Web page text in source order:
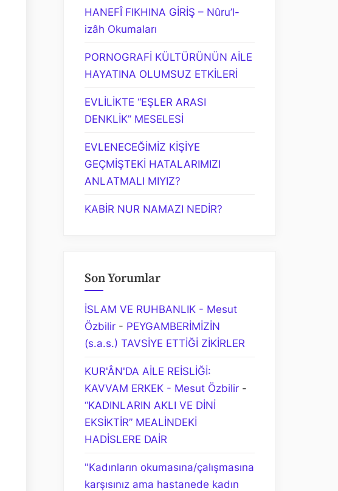
HANEFÎ FIKHINA GİRİŞ – Nûru’l-
izâh Okumaları
PORNOGRAFİ KÜLTÜRÜNÜN AİLE
HAYATINA OLUMSUZ ETKİLERİ
EVLİLİKTE “EŞLER ARASI
DENKLİK” MESELESİ
EVLENECEĞİMİZ KİŞİYE
GEÇMİŞTEKİ HATALARIMIZI
ANLATMALI MIYIZ?
KABİR NUR NAMAZI NEDİR?
Son Yorumlar
İSLAM VE RUHBANLIK - Mesut
Özbilir - PEYGAMBERİMİZİN
(s.a.s.) TAVSİYE ETTİĞİ ZİKİRLER
KUR'ÂN'DA AİLE REİSLİĞİ:
KAVVAM ERKEK - Mesut Özbilir -
“KADINLARIN AKLI VE DİNİ
EKSİKTİR” MEALİNDEKİ
HADİSLERE DAİR
"Kadınların okumasına/çalışmasına
karşısınız ama hastanede kadın